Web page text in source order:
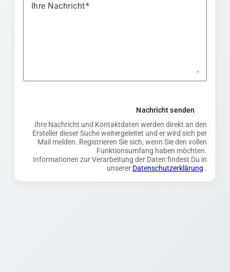
Ihre Nachricht
Nachricht senden
Ihre Nachricht und Kontaktdaten werden direkt an den
Ersteller dieser Suche weitergeleitet und er wird sich per
Mail melden. Registrieren Sie sich, wenn Sie den vollen
Funktionsumfang haben möchten.
Informationen zur Verarbeitung der Daten findest Du in
unserer Datenschutzerklärung .